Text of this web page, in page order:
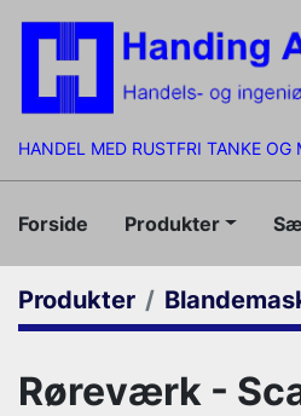
HANDEL MED RUSTFRI TANKE OG
Forside Produkter
Produkter
Røreværk -